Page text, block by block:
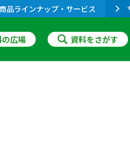
商品ラインナップ・サービス
広場 資料をさがす